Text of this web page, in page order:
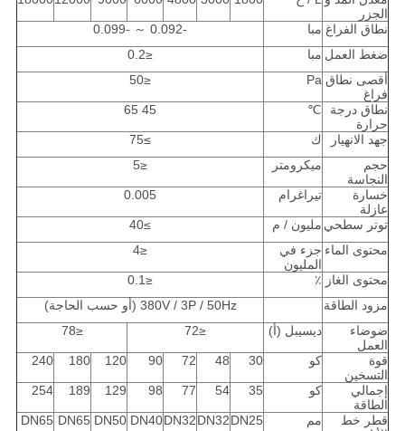
الجزر
نطاق الفراغ مبا
-0.092 ～ -0.099
ضغط العمل مبا
≤0.2
أقصى نطاق
فراغ
Pa
≤50
نطاق درجة
حرارة
℃
45 65
جهد الانهيار ك
≥75
حجم
النجاسة
ميكرومتر ≤5
خسارة
عازلة
تيراغرام 0.005
توتر سطحي مليون / م
≥40
محتوى الماء جزء في
المليون
≤4
محتوى الغاز ٪
≤0.1
مزود الطاقة
380V / 3P / 50Hz (أو حسب الحاجة)
ضوضاء
العمل
ديسيبل (أ) ≤72
≤78
قوة
التسخين
كو 30
48
72
90
120
180
240
إجمالي
الطاقة
كو 35
54
77
98
129
189
254
قطر خط
مم DN25
DN32
DN32
DN40
DN50
DN65
DN65